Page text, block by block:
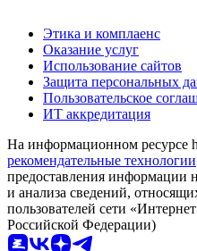
Этика и комплаенс
Оказание услуг
Использование сайтов
Защита персональных
Пользовательское
ИТ аккредитация
На информационном ресурсе
рекомендательные технологии
предоставления информации
и анализа сведений,
пользователей сети
Российской Федерации)